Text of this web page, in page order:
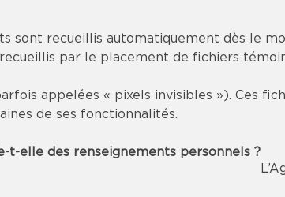
sont recueillis automatiquement dès le
par le placement de fichiers
appelées « pixels invisibles »). Ces
de ses fonctionnalités.
t-elle des renseignements personnels ?